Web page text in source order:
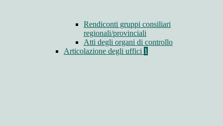
Rendiconti gruppi consiliari
regionali/provinciali
Atti degli organi di controllo
Articolazione degli uffici 1